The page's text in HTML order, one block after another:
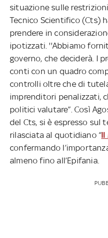
situazione sulle
Tecnico Scientifico (Cts)
prendere in
ipotizzati. ''Abbiamo
governo, che deciderà. I
conti con un quadro
controlli oltre che di
imprenditori penalizzati,
politici valutare”. Così
del Cts, si è espresso sul
rilasciata al quotidiano “Il
confermando
almeno fino all’Epifania.